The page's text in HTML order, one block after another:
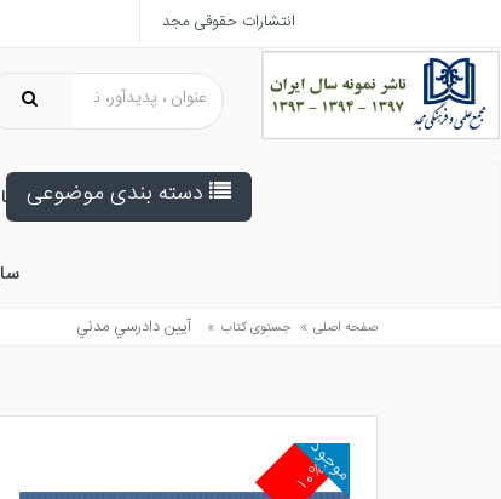
انتشارات حقوقی مجد
دسته بندی موضوعی
صفحه اصلی » جستوی کتاب » آيين دادرسي مدني
۱۰%
موجود